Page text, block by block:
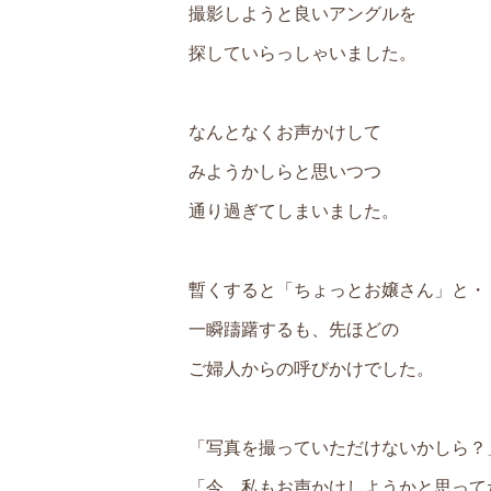
撮影しようと良いアングルを
探していらっしゃいました。
なんとなくお声かけして
みようかしらと思いつつ
通り過ぎてしまいました。
暫くすると「ちょっとお嬢さん」と・
一瞬躊躇するも、先ほどの
ご婦人からの呼びかけでした。
「写真を撮っていただけないかしら？